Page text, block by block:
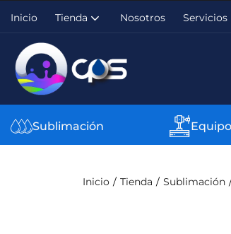
Inicio Tienda Nosotros Servicios
Sublimación
Inicio Tienda Sublimación